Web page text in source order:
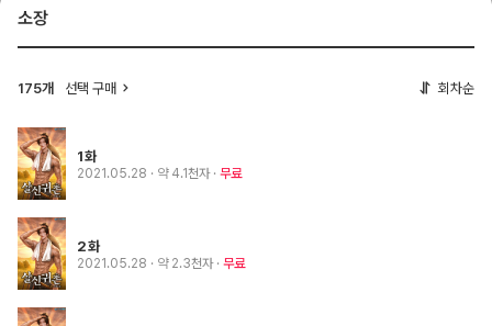
소장
175개 선택 구매 회차순
1화
2021.05.28 · 약 4.1천자 무료
2화
2021.05.28 · 약 2.3천자 무료